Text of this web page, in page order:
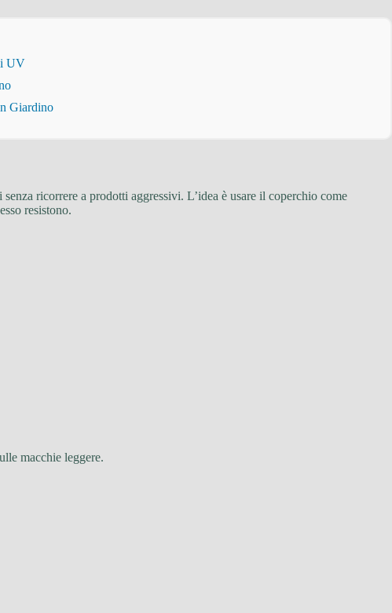
UV
Giardino
ricorrere a prodotti aggressivi. L’idea è usare il coperchio come
resistono.
macchie leggere.